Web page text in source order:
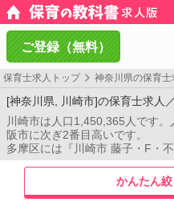
ご登録（無料）
保育士求人トップ 神奈川県の保育士
[神奈川県, 川崎市]の保育士求人
川崎市は人口1,450,365人です
阪市に次ぎ2番目高いです。
多摩区には『川崎市 藤子・F・
男女、また海外の方も訪れる人
川崎区は大規模な工場地帯を抱
ーとして人気を集めています。
ているため、工場見学などの産
かんたん